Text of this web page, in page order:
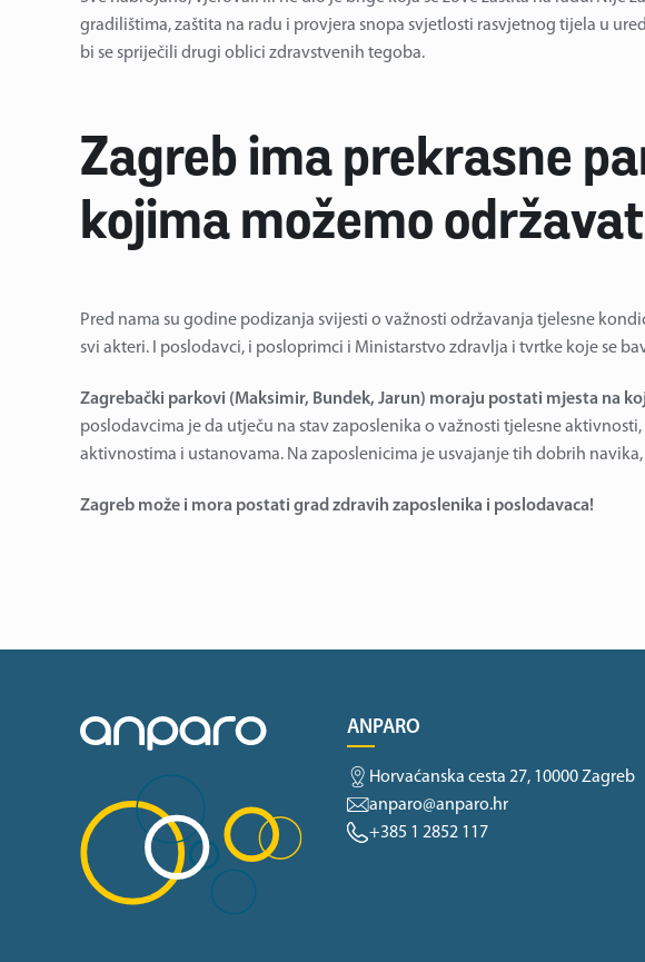
gradilištima, zaštita na radu i provjera snopa svjetlosti rasvjetnog tijela u
bi se spriječili drugi oblici zdravstvenih tegoba.
Zagreb ima prekrasne
kojima možemo
Pred nama su godine podizanja svijesti o važnosti održavanja tjelesne
svi akteri. I poslodavci, i posloprimci i Ministarstvo zdravlja i tvrtke koje se
Zagrebački parkovi (Maksimir, Bundek, Jarun) moraju postati mjesta na
poslodavcima je da utječu na stav zaposlenika o važnosti tjelesne
aktivnostima i ustanovama. Na zaposlenicima je usvajanje tih dobrih
Zagreb može i mora postati grad zdravih zaposlenika i poslodavaca!
ANPARO
Horvaćanska cesta 27, 10000 Zagreb
anparo@anparo.hr
+385 1 2852 117